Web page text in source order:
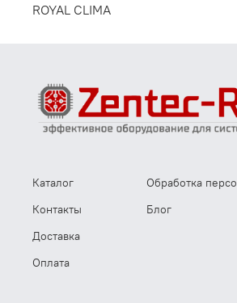
ROYAL CLIMA
Каталог
Контакты
Доставка
Оплата
Обработка
Блог